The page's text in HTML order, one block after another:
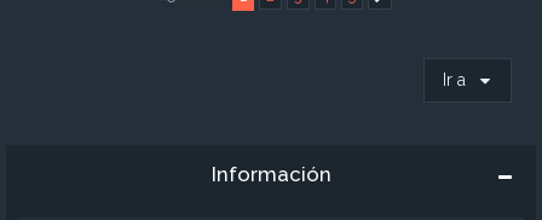
Ir a
Información